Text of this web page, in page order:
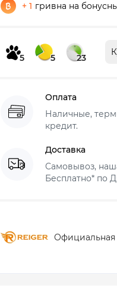
+ 1 гривна на
5 5 23
Оплата
Наличные,
кредит.
Доставка
Самовывоз,
Бесплатно* по
Официальная